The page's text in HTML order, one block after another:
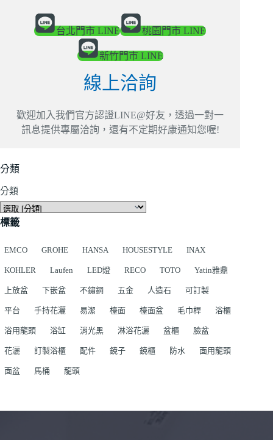
台北門市 LINE 桃園門市 LINE
新竹門市 LINE
線上洽詢
歡迎加入我們官方認證LINE@好友，透過一對一
訊息提供專屬洽詢，還有不定期好康通知您喔!
分類
分類
標籤
EMCO GROHE HANSA HOUSESTYLE INAX
KOHLER Laufen LED燈 RECO TOTO Yatin雅鼎
上放盆 下嵌盆 不鏽鋼 五金 人造石 可訂製
平台 手持花灑 易潔 檯面 檯面盆 毛巾桿 浴櫃
浴用龍頭 浴缸 消光黑 淋浴花灑 盆櫃 臉盆
花灑 訂製浴櫃 配件 鏡子 鏡櫃 防水 面用龍頭
面盆 馬桶 龍頭